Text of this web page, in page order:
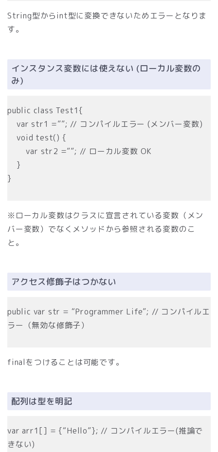
String型からint型に変換できないためエラーとなりま
す。
インスタンス変数には使えない (ローカル変数の
み)
public class Test1{
var str1 =””; // コンパイルエラー (メンバー変数)
void test() {
var str2 =””; // ローカル変数 OK
}
}
※ローカル変数はクラスに宣言されている変数（メン
バー変数）でなくメソッドから参照される変数のこ
と。
アクセス修飾子はつかない
public var str = “Programmer Life”; // コンパイルエ
ラー（無効な修飾子）
finalをつけることは可能です。
配列は型を明記
var arr1[] = {“Hello”}; // コンパイルエラー(推論で
きない)